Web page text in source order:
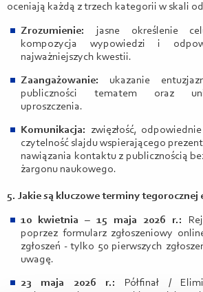
oceniają każdą z trzech kategorii w skali
Zrozumienie:
jasne określenie
kompozycja wypowiedzi i
najważniejszych kwestii.
Zaangażowanie:
ukazanie
publiczności tematem oraz
uproszczenia.
Komunikacja:
zwięzłość,
czytelność slajdu wspierającego
nawiązania kontaktu z publicznością
żargonu naukowego.
5. Jakie są kluczowe terminy tegorocznej
10 kwietnia – 15 maja 2026 r.:
poprzez formularz zgłoszeniowy
zgłoszeń - tylko 50 pierwszych
uwagę.
23 maja 2026 r.:
Półfinał /